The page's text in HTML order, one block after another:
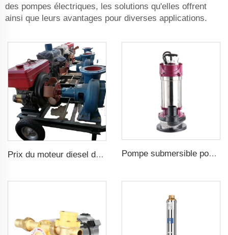
des pompes électriques, les solutions qu'elles offrent
ainsi que leurs avantages pour diverses applications.
Prix du moteur diesel de pompe d'irrigation Pompe submersible pour eaux sales